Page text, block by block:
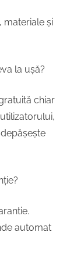
materiale și
la ușă?
chiar
automat